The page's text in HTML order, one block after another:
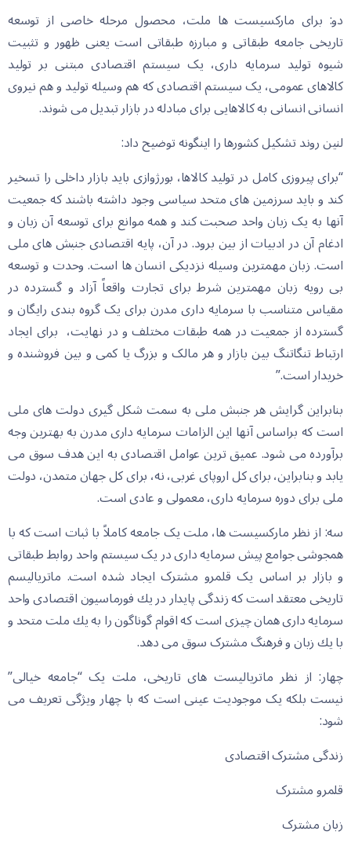
دو: برای مارکسیست ها ملت، محصول مرحله خاصی از توسعه
تاریخی جامعه طبقاتی و مبارزه طبقاتی است یعنی ظهور و تثبیت
شیوه تولید سرمایه داری، یک سیستم اقتصادی مبتنی بر تولید
کالاهای عمومی، یک سیستم اقتصادی که هم وسیله تولید و هم نیروی
انسانی انسانی به کالاهایی برای مبادله در بازار تبدیل می شوند.
لنین روند تشکیل کشورها را اینگونه توضیح داد:
“برای پیروزی کامل در تولید کالاها، بورژوازی باید بازار داخلی را تسخیر
کند و باید سرزمین های متحد سیاسی وجود داشته باشند که جمعیت
آنها به یک زبان واحد صحبت کند و همه موانع برای توسعه آن زبان و
ادغام آن در ادبیات از بین برود. در آن، پایه اقتصادی جنبش های ملی
است. زبان مهمترین وسیله نزدیکی انسان ها است. وحدت و توسعه
بی رویه زبان مهمترین شرط برای تجارت واقعاً آزاد و گسترده در
مقیاس متناسب با سرمایه داری مدرن برای یک گروه بندی رایگان و
گسترده از جمعیت در همه طبقات مختلف و در نهایت، برای ایجاد
ارتباط تنگاتنگ بین بازار و هر مالک و بزرگ یا کمی و بین فروشنده و
خریدار است.”
بنابراین گرایش هر جنبش ملی به سمت شکل گیری دولت های ملی
است که براساس آنها این الزامات سرمایه داری مدرن به بهترین وجه
برآورده می شود. عمیق ترین عوامل اقتصادی به این هدف سوق می
یابد و بنابراین، برای کل اروپای غربی، نه، برای کل جهان متمدن، دولت
ملی برای دوره سرمایه داری، معمولی و عادی است.
سه: از نظر مارکسیست ها، ملت یک جامعه کاملاً با ثبات است که با
همجوشی جوامع پیش سرمایه داری در یک سیستم واحد روابط طبقاتی
و بازار بر اساس یک قلمرو مشترک ایجاد شده است. ماتریالیسم
تاریخی معتقد است كه زندگی پایدار در یك فورماسیون اقتصادی واحد
سرمایه داری همان چیزی است كه اقوام گوناگون را به یك ملت متحد و
با یك زبان و فرهنگ مشترک سوق می دهد.
چهار: از نظر ماتریالیست های تاریخی، ملت یک “جامعه خیالی”
نیست بلکه یک موجودیت عینی است که با چهار ویژگی تعریف می
شود:
زندگی مشترک اقتصادی
قلمرو مشترک
زبان مشترک